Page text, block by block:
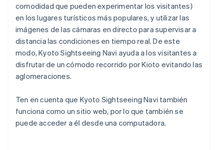
comodidad que pueden experimentar los visitantes)
en los lugares turísticos más populares, y utilizar las
imágenes de las cámaras en directo para supervisar a
distancia las condiciones en tiempo real. De este
modo, Kyoto Sightseeing Navi ayuda a los visitantes a
disfrutar de un cómodo recorrido por Kioto evitando las
aglomeraciones.
Ten en cuenta que Kyoto Sightseeing Navi también
funciona como un sitio web, por lo que también se
puede acceder a él desde una computadora.